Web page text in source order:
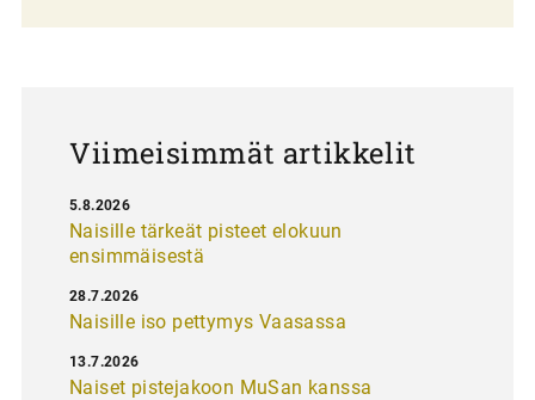
Viimeisimmät artikkelit
Naisille tärkeät pisteet elokuun
ensimmäisestä
5.8.2026
Naisille iso pettymys Vaasassa
28.7.2026
Naiset pistejakoon MuSan kanssa
13.7.2026